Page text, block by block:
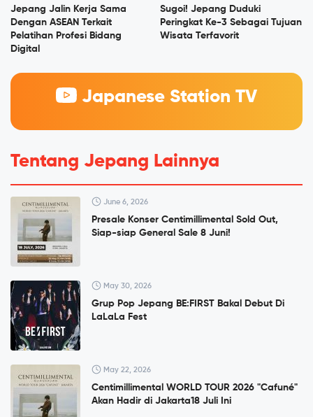
Jepang Jalin Kerja Sama
Dengan ASEAN Terkait
Pelatihan Profesi Bidang
Digital
Sugoi! Jepang Duduki
Peringkat Ke-3 Sebagai Tujuan
Wisata Terfavorit
Japanese Station TV
Tentang Jepang Lainnya
June 6, 2026
Presale Konser Centimillimental Sold Out,
Siap-siap General Sale 8 Juni!
May 30, 2026
Grup Pop Jepang BE:FIRST Bakal Debut Di
LaLaLa Fest
May 22, 2026
Centimillimental WORLD TOUR 2026 "Cafuné"
Akan Hadir di Jakarta18 Juli Ini